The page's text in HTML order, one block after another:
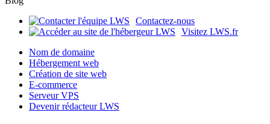
Contactez-nous
Visitez LWS.fr
Nom de domaine
Hébergement web
Création de site web
E-commerce
Serveur VPS
Devenir rédacteur LWS